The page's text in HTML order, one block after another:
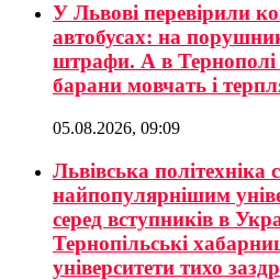
У Львові перевірили
автобусах: на
штрафи. А в
барани мовчать і
05.08.2026, 09:09
Львівська політехніка
найпопулярнішим
серед вступників в
Тернопільські
університети тихо